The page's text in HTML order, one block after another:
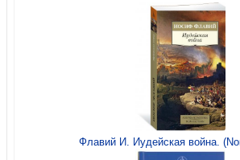
Пасха. Христос даровал нам
Флавий И. Иудейская война.